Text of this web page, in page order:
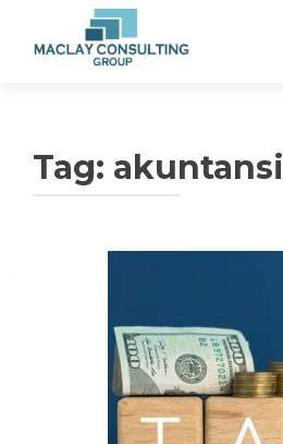
Tag: akuntansi